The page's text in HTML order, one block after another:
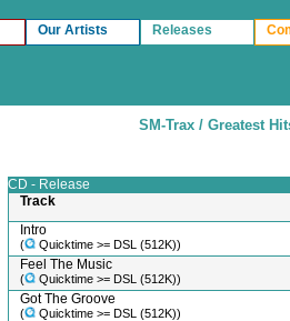
Our Artists Releases
SM-Trax / Greatest
CD - Release
Track
Intro
( Quicktime >= DSL (512K))
Feel The Music
( Quicktime >= DSL (512K))
Got The Groove
( Quicktime >= DSL (512K))